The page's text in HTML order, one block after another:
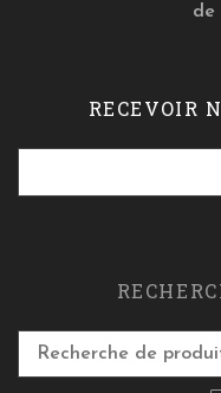
de
RECEVOIR